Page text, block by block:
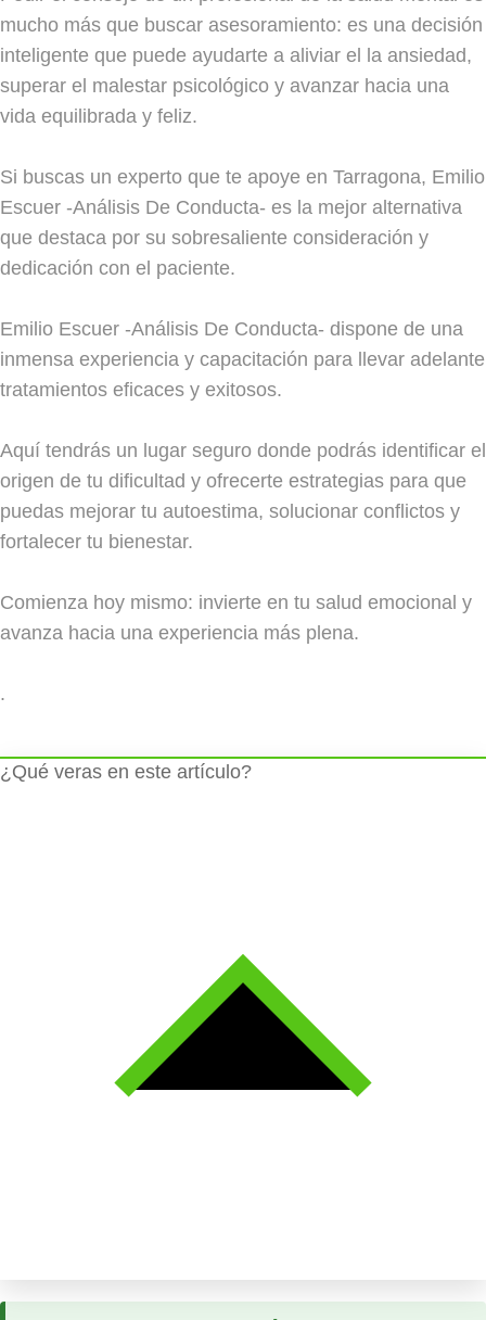
mucho más que buscar asesoramiento: es una decisión
inteligente que puede ayudarte a aliviar el la ansiedad,
superar el malestar psicológico y avanzar hacia una
vida equilibrada y feliz.
Si buscas un experto que te apoye en Tarragona, Emilio
Escuer -Análisis De Conducta- es la mejor alternativa
que destaca por su sobresaliente consideración y
dedicación con el paciente.
Emilio Escuer -Análisis De Conducta- dispone de una
inmensa experiencia y capacitación para llevar adelante
tratamientos eficaces y exitosos.
Aquí tendrás un lugar seguro donde podrás identificar el
origen de tu dificultad y ofrecerte estrategias para que
puedas mejorar tu autoestima, solucionar conflictos y
fortalecer tu bienestar.
Comienza hoy mismo: invierte en tu salud emocional y
avanza hacia una experiencia más plena.
.
¿Qué veras en este artículo?